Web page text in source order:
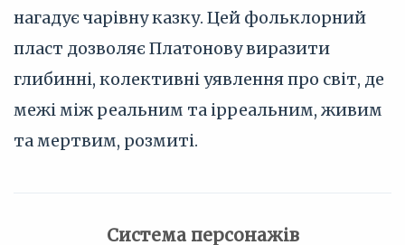
нагадує чарівну казку. Цей фольклорний
пласт дозволяє Платонову виразити
глибинні, колективні уявлення про світ, де
межі між реальним та ірреальним, живим
та мертвим, розмиті.
Система персонажів